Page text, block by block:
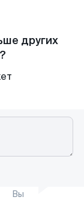
других
Вы